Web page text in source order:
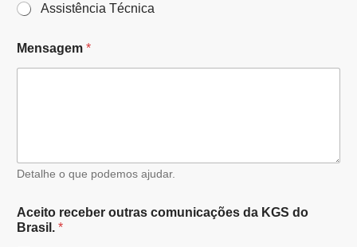
Assistência Técnica
Mensagem *
Detalhe o que podemos ajudar.
Aceito receber outras comunicações da KGS do
Brasil. *